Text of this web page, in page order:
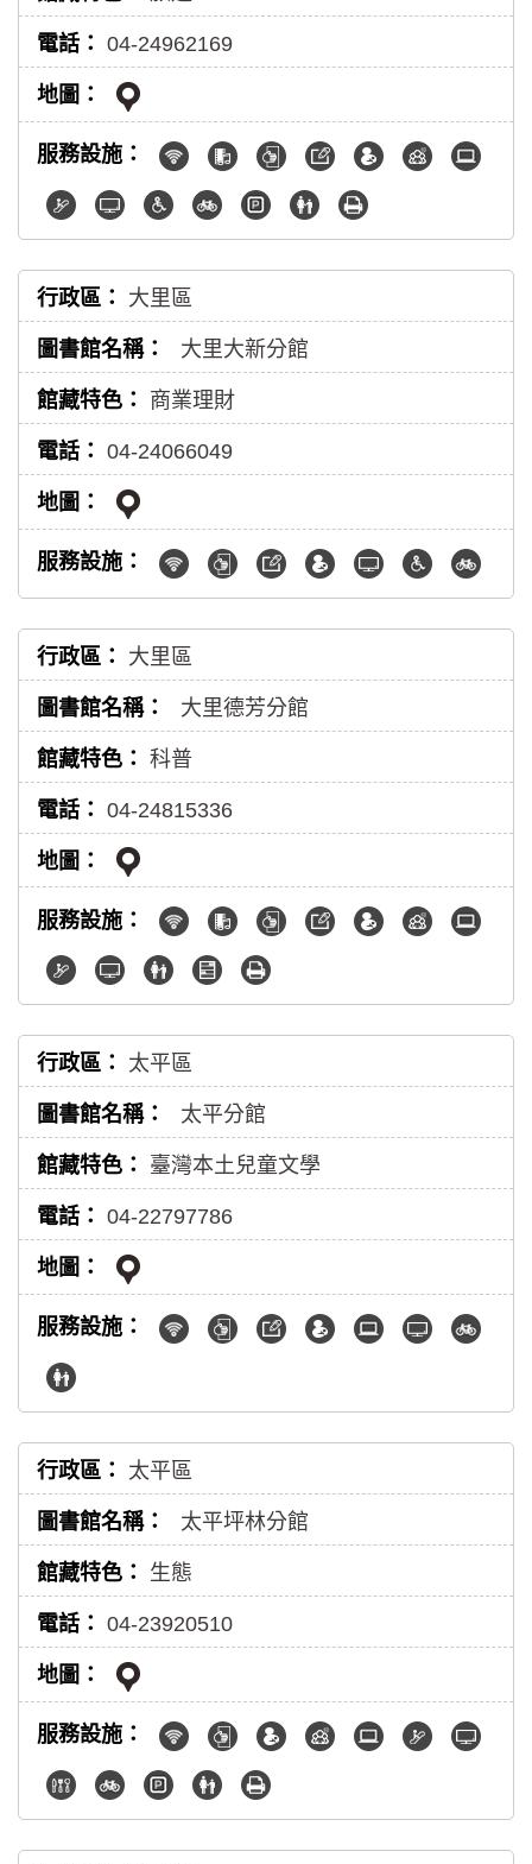
04-24962169
大里區
大里大新分館
商業理財
04-24066049
大里區
大里德芳分館
科普
04-24815336
太平區
太平分館
臺灣本土兒童文學
04-22797786
太平區
太平坪林分館
生態
04-23920510